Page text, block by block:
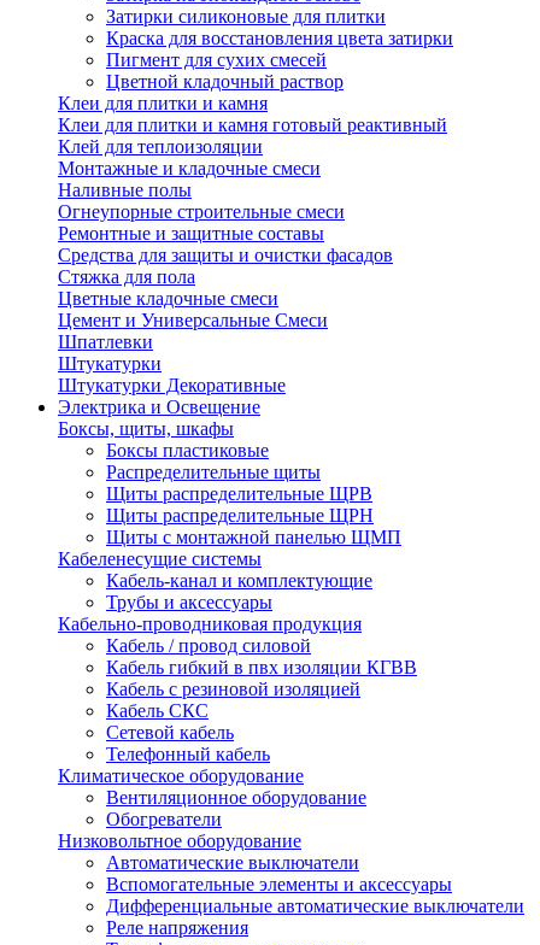
Затирки силиконовые для плитки
Краска для восстановления цвета затирки
Пигмент для сухих смесей
Цветной кладочный раствор
Клеи для плитки и камня
Клеи для плитки и камня готовый реактивный
Клей для теплоизоляции
Монтажные и кладочные смеси
Наливные полы
Огнеупорные строительные смеси
Ремонтные и защитные составы
Средства для защиты и очистки фасадов
Стяжка для пола
Цветные кладочные смеси
Цемент и Универсальные Смеси
Шпатлевки
Штукатурки
Штукатурки Декоративные
Электрика и Освещение
Боксы, щиты, шкафы
Боксы пластиковые
Распределительные щиты
Щиты распределительные ЩРВ
Щиты распределительные ЩРН
Щиты с монтажной панелью ЩМП
Кабеленесущие системы
Кабель-канал и комплектующие
Трубы и аксессуары
Кабельно-проводниковая продукция
Кабель / провод силовой
Кабель гибкий в пвх изоляции КГВВ
Кабель с резиновой изоляцией
Кабель СКС
Сетевой кабель
Телефонный кабель
Климатическое оборудование
Вентиляционное оборудование
Обогреватели
Низковольтное оборудование
Автоматические выключатели
Вспомогательные элементы и аксессуары
Дифференциальные автоматические выключатели
Реле напряжения